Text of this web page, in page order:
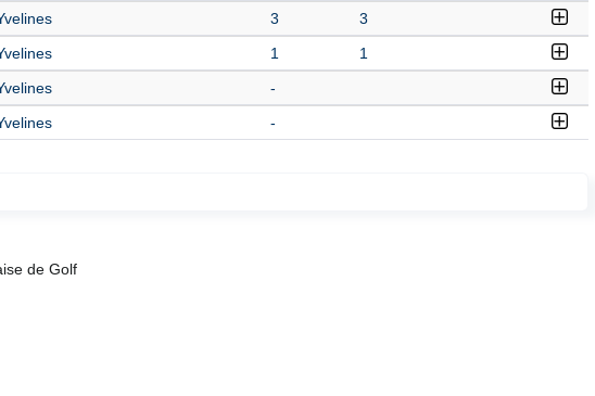
3
3
1
1
-
-
de Golf